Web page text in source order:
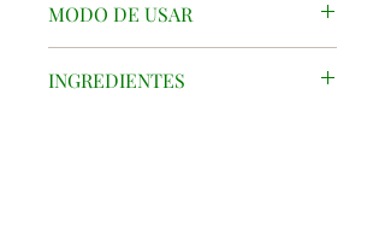
precoce; Combate o ressecamento da
pele; Nutrição
MODO DE USAR
o óleo desodorante hidratante
INGREDIENTES